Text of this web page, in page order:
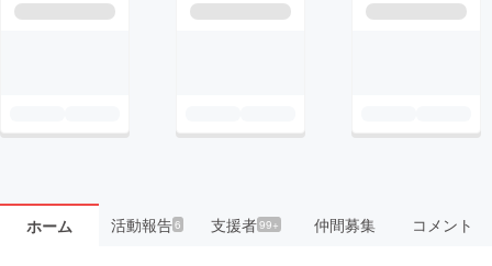
ホーム 活動報告6 支援者99+ 仲間募集 コメント